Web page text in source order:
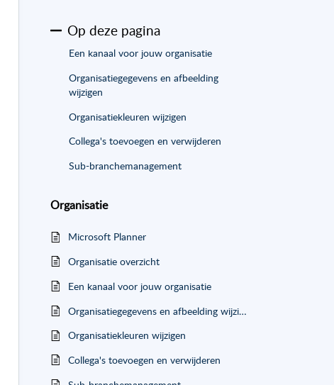
Op deze pagina
Een kanaal voor jouw organisatie
Organisatiegegevens en afbeelding
wijzigen
Organisatiekleuren wijzigen
Collega's toevoegen en verwijderen
Sub-branchemanagement
Organisatie
Microsoft Planner
Organisatie overzicht
Een kanaal voor jouw organisatie
Organisatiegegevens en afbeelding wijzigen
Organisatiekleuren wijzigen
Collega's toevoegen en verwijderen